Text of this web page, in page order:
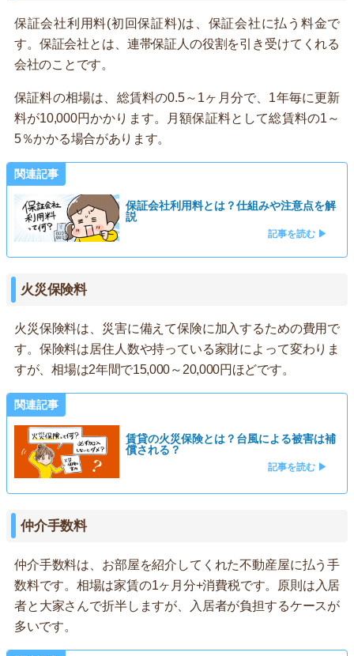
保証会社利用料(初回保証料)は、保証会社に払う料金で
す。保証会社とは、連帯保証人の役割を引き受けてくれる
会社のことです。
保証料の相場は、総賃料の0.5～1ヶ月分で、1年毎に更新
料が10,000円かかります。月額保証料として総賃料の1～
5％かかる場合があります。
関連記事
保証会社利用料とは？仕組みや注意点を解
説
記事を読む ▶
火災保険料
火災保険料は、災害に備えて保険に加入するための費用で
す。保険料は居住人数や持っている家財によって変わりま
すが、相場は2年間で15,000～20,000円ほどです。
関連記事
賃貸の火災保険とは？台風による被害は補
償される？
記事を読む ▶
仲介手数料
仲介手数料は、お部屋を紹介してくれた不動産屋に払う手
数料です。相場は家賃の1ヶ月分+消費税です。原則は入居
者と大家さんで折半しますが、入居者が負担するケースが
多いです。